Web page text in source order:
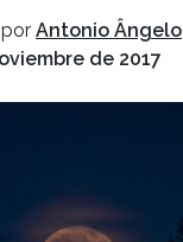
Antonio Ângelo
de 2017